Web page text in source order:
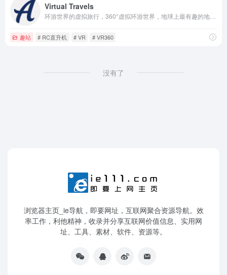
Virtual Travels
趣站 # RC直升机 # VR # VR360
没有了
浏览器主页_ie导航，即要网址，互联网聚合资源导航。效
率工作，利他精神，收录并分享互联网价值信息、实用网
址、工具、素材、软件、资源等。